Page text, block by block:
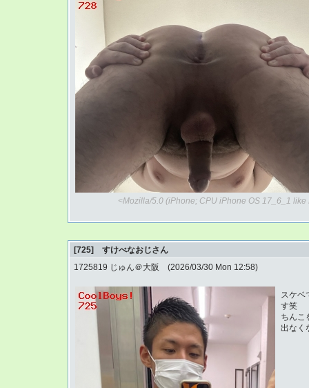
<Mozilla/5.0 (iPhone; CPU iPhone OS 17_6_1
[725] すけべなおじさん
1725819 じゅん＠大阪 (2026/03/30 Mon 12:58)
スケベ
す笑
ちんこ
出なく